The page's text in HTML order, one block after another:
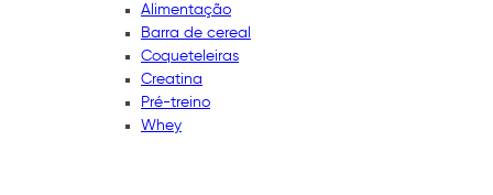
Alimentação
Barra de cereal
Coqueteleiras
Creatina
Pré-treino
Whey